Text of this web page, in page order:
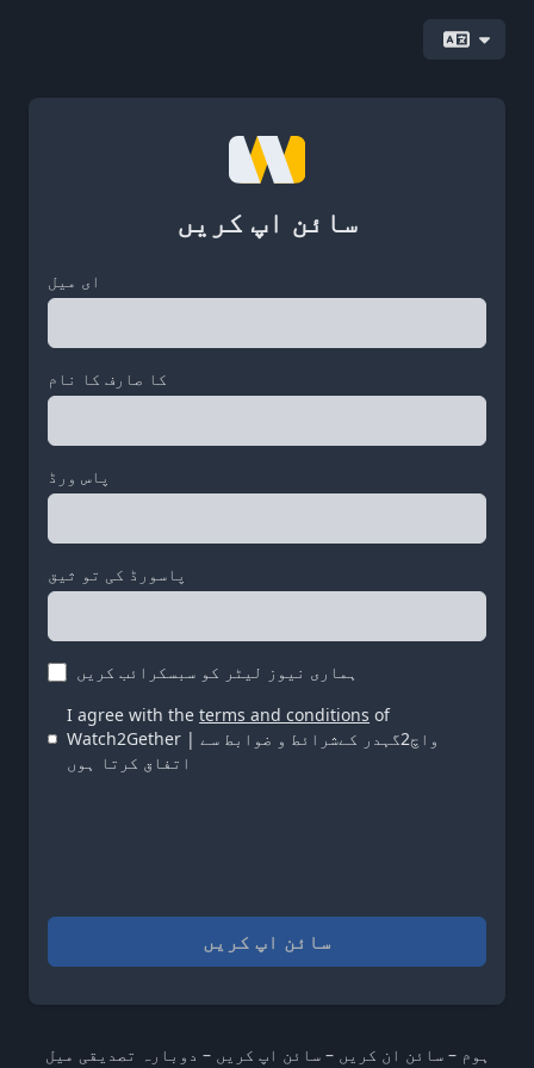
سائن اپ کریں
ای میل
کا صارف کا نام
پاس ورڈ
پاسورڈ کی تو ثیق
ہماری نیوز لیٹر کو سبسکرائب کریں
I agree with theterms and conditions of
Watch2Gether | واچ2گہدر کےشرائط و ضوابط سے
اتفاق کرتا ہوں
سائن اپ کریں
ہوم–سائن ان کریں–سائن اپ کریں– دوبارہ تصدیقی میل